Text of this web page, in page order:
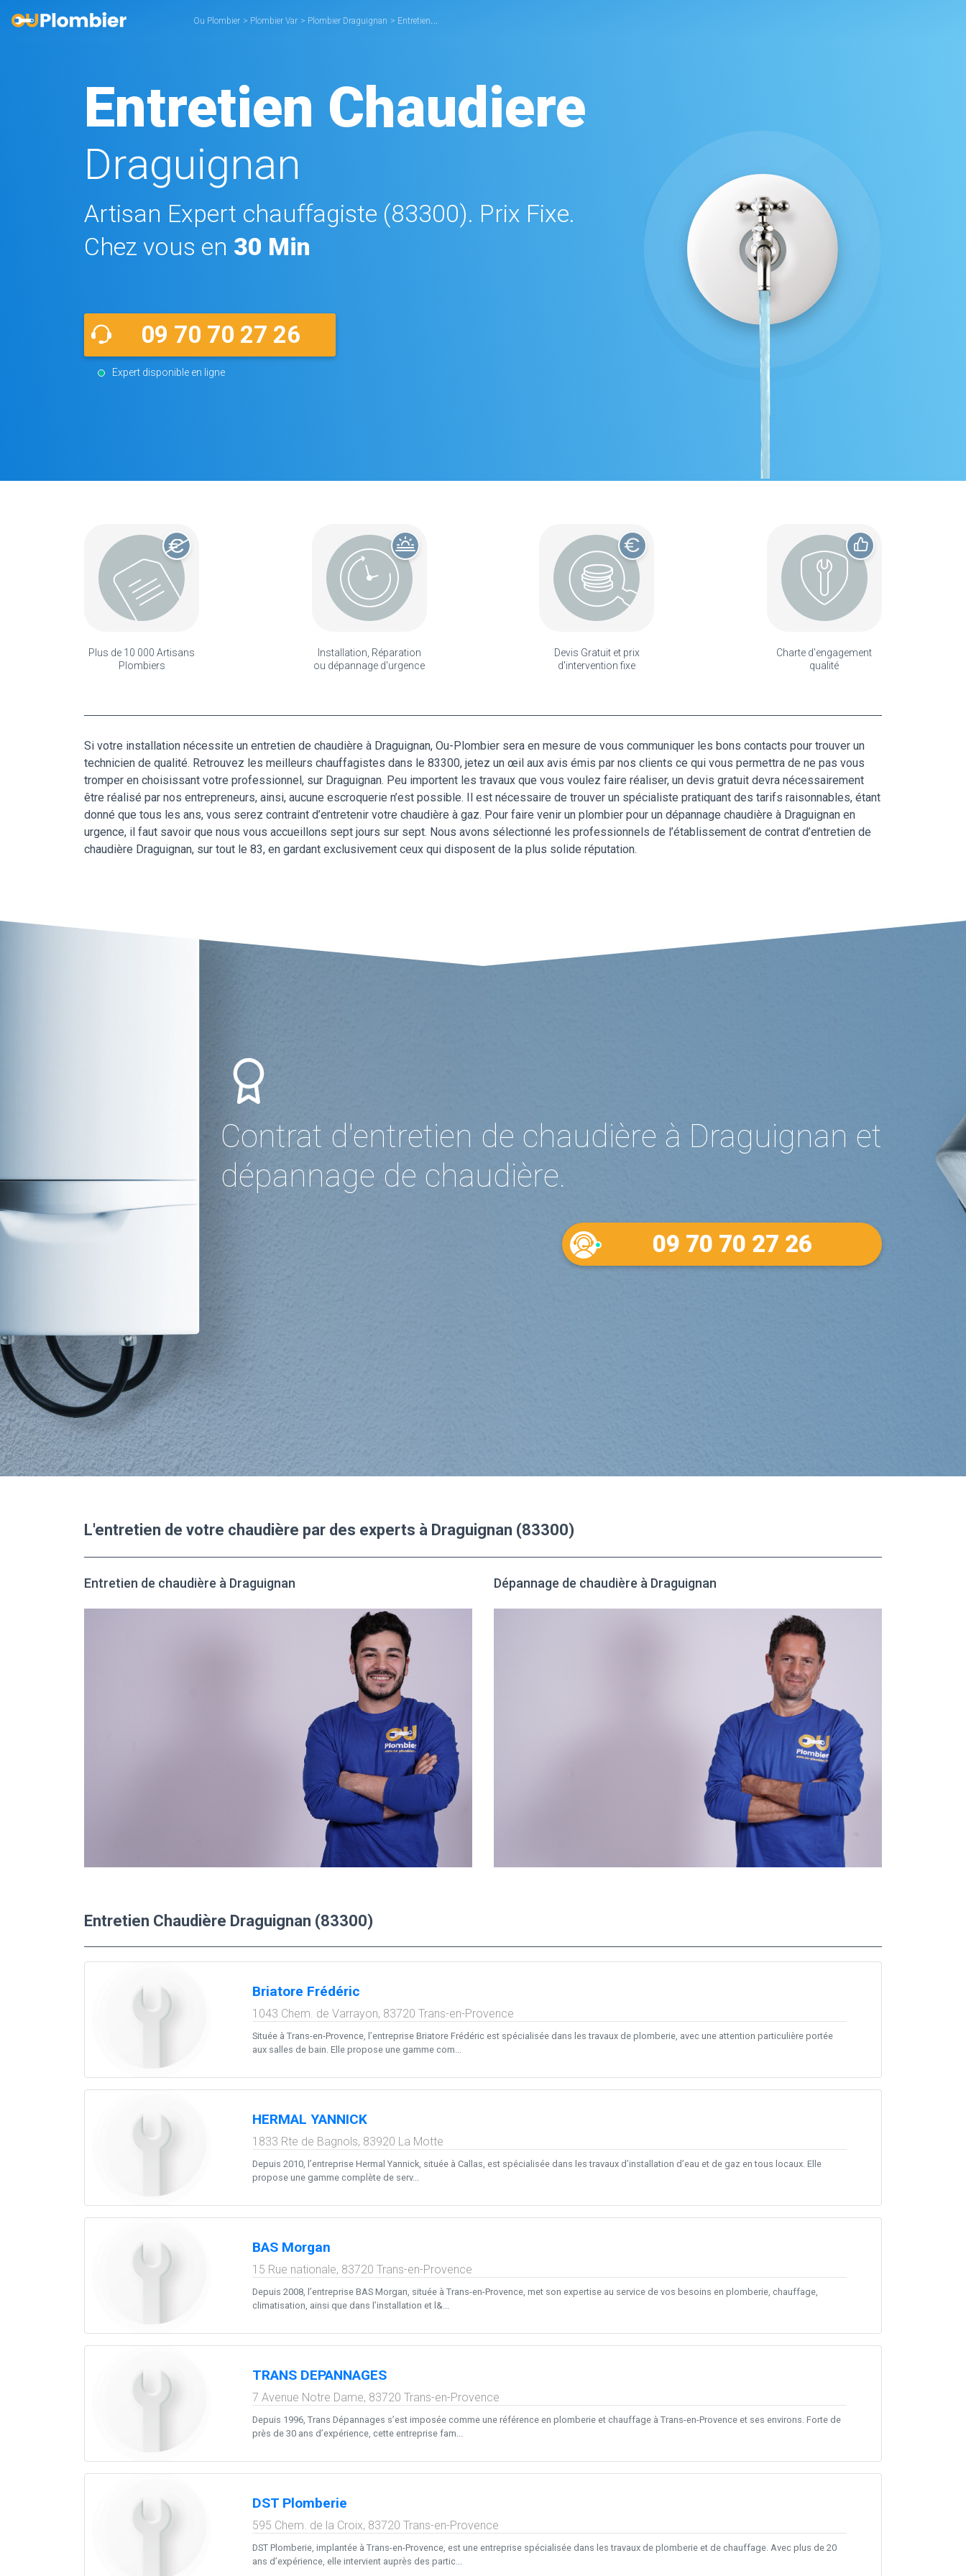
Ou Plombier > Plombier Var > Plombier Draguignan > Entretien Chaudière Draguignan
Entretien Chaudiere
Draguignan
Artisan Expert chauffagiste (83300). Prix Fixe.
Chez vous en 30 Min
09 70 70 27 26
Expert disponible en ligne
Plus de 10 000 Artisans
Plombiers
Installation, Réparation
ou dépannage d'urgence
Devis Gratuit et prix
d'intervention fixe
Charte d'engagement
qualité
Si votre installation nécessite un entretien de chaudière à Draguignan, Ou-Plombier sera en mesure de vous communiquer les bons contacts pour trouver un
technicien de qualité. Retrouvez les meilleurs chauffagistes dans le 83300, jetez un œil aux avis émis par nos clients ce qui vous permettra de ne pas vous
tromper en choisissant votre professionnel, sur Draguignan. Peu importent les travaux que vous voulez faire réaliser, un devis gratuit devra nécessairement
être réalisé par nos entrepreneurs, ainsi, aucune escroquerie n’est possible. Il est nécessaire de trouver un spécialiste pratiquant des tarifs raisonnables, étant
donné que tous les ans, vous serez contraint d’entretenir votre chaudière à gaz. Pour faire venir un plombier pour un dépannage chaudière à Draguignan en
urgence, il faut savoir que nous vous accueillons sept jours sur sept. Nous avons sélectionné les professionnels de l’établissement de contrat d’entretien de
chaudière Draguignan, sur tout le 83, en gardant exclusivement ceux qui disposent de la plus solide réputation.
Contrat d'entretien de chaudière à Draguignan et
dépannage de chaudière.
09 70 70 27 26
L'entretien de votre chaudière par des experts à Draguignan (83300)
Entretien de chaudière à Draguignan Dépannage de chaudière à Draguignan
Entretien Chaudière Draguignan (83300)
Briatore Frédéric
1043 Chem. de Varrayon, 83720 Trans-en-Provence
Située à Trans-en-Provence, l’entreprise Briatore Frédéric est spécialisée dans les travaux de plomberie, avec une attention particulière portée
aux salles de bain. Elle propose une gamme com...
HERMAL YANNICK
1833 Rte de Bagnols, 83920 La Motte
Depuis 2010, l’entreprise Hermal Yannick, située à Callas, est spécialisée dans les travaux d’installation d’eau et de gaz en tous locaux. Elle
propose une gamme complète de serv...
BAS Morgan
15 Rue nationale, 83720 Trans-en-Provence
Depuis 2008, l’entreprise BAS Morgan, située à Trans-en-Provence, met son expertise au service de vos besoins en plomberie, chauffage,
climatisation, ainsi que dans l’installation et l&...
TRANS DEPANNAGES
7 Avenue Notre Dame, 83720 Trans-en-Provence
Depuis 1996, Trans Dépannages s’est imposée comme une référence en plomberie et chauffage à Trans-en-Provence et ses environs. Forte de
près de 30 ans d’expérience, cette entreprise fam...
DST Plomberie
595 Chem. de la Croix, 83720 Trans-en-Provence
DST Plomberie, implantée à Trans-en-Provence, est une entreprise spécialisée dans les travaux de plomberie et de chauffage. Avec plus de 20
ans d’expérience, elle intervient auprès des partic...